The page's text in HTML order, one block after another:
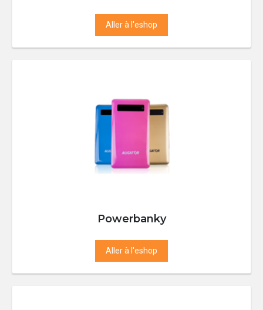
Aller à l'eshop
Powerbanky
Aller à l'eshop